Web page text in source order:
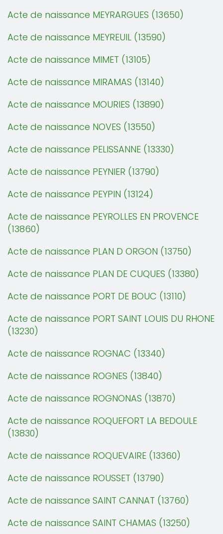
Acte de naissance MEYRARGUES (13650)
Acte de naissance MEYREUIL (13590)
Acte de naissance MIMET (13105)
Acte de naissance MIRAMAS (13140)
Acte de naissance MOURIES (13890)
Acte de naissance NOVES (13550)
Acte de naissance PELISSANNE (13330)
Acte de naissance PEYNIER (13790)
Acte de naissance PEYPIN (13124)
Acte de naissance PEYROLLES EN PROVENCE
(13860)
Acte de naissance PLAN D ORGON (13750)
Acte de naissance PLAN DE CUQUES (13380)
Acte de naissance PORT DE BOUC (13110)
Acte de naissance PORT SAINT LOUIS DU RHONE
(13230)
Acte de naissance ROGNAC (13340)
Acte de naissance ROGNES (13840)
Acte de naissance ROGNONAS (13870)
Acte de naissance ROQUEFORT LA BEDOULE
(13830)
Acte de naissance ROQUEVAIRE (13360)
Acte de naissance ROUSSET (13790)
Acte de naissance SAINT CANNAT (13760)
Acte de naissance SAINT CHAMAS (13250)